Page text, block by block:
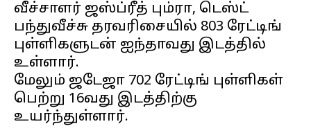
வீச்சாளர் ஜஸ்ப்ரீத் பும்ரா, டெஸ்ட்
பந்துவீச்சு தரவரிசையில் 803 ரேட்டிங்
புள்ளிகளுடன் ஐந்தாவது இடத்தில்
உள்ளார்.
மேலும் ஜடேஜா 702 ரேட்டிங் புள்ளிகள்
பெற்று 16வது இடத்திற்கு